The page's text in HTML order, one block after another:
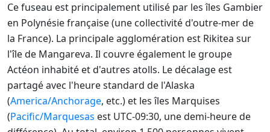
Ce fuseau est principalement utilisé par les îles Gambier
en Polynésie française (une collectivité d'outre-mer de
la France). La principale agglomération est Rikitea sur
l'île de Mangareva. Il couvre également le groupe
Actéon inhabité et d'autres atolls. Le décalage est
partagé avec l'heure standard de l'Alaska
(America/Anchorage, etc.) et les îles Marquises
(Pacific/Marquesas est UTC-09:30, une demi-heure de